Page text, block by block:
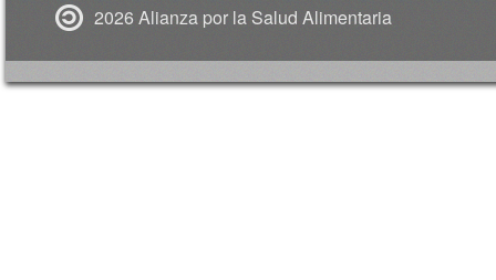
2026 Alianza por la Salud Alimentaria